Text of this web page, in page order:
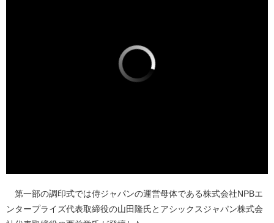
第一部の調印式では侍ジャパンの運営母体である株式会社NPBエ
ンタープライズ代表取締役の山田隆氏とアシックスジャパン株式会